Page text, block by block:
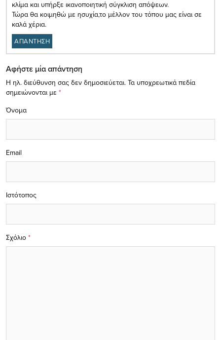
κλίμα και υπήρξε ικανοποιητική σύγκλιση απόψεων.
Τώρα θα κοιμηθώ με ησυχία,το μέλλον του τόπου μας είναι σε
καλά χέρια.
ΑΠΑΝΤΗΣΗ
Αφήστε μία απάντηση
Η ηλ. διεύθυνση σας δεν δημοσιεύεται. Τα υποχρεωτικά πεδία
σημειώνονται με *
Σχόλιο *
Όνομα
Email
Ιστότοπος